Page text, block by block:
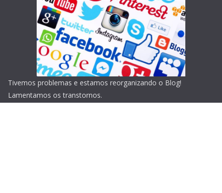
Tivemos problemas e estamos reorganizando o Blog!
Lamentamos os transtornos.